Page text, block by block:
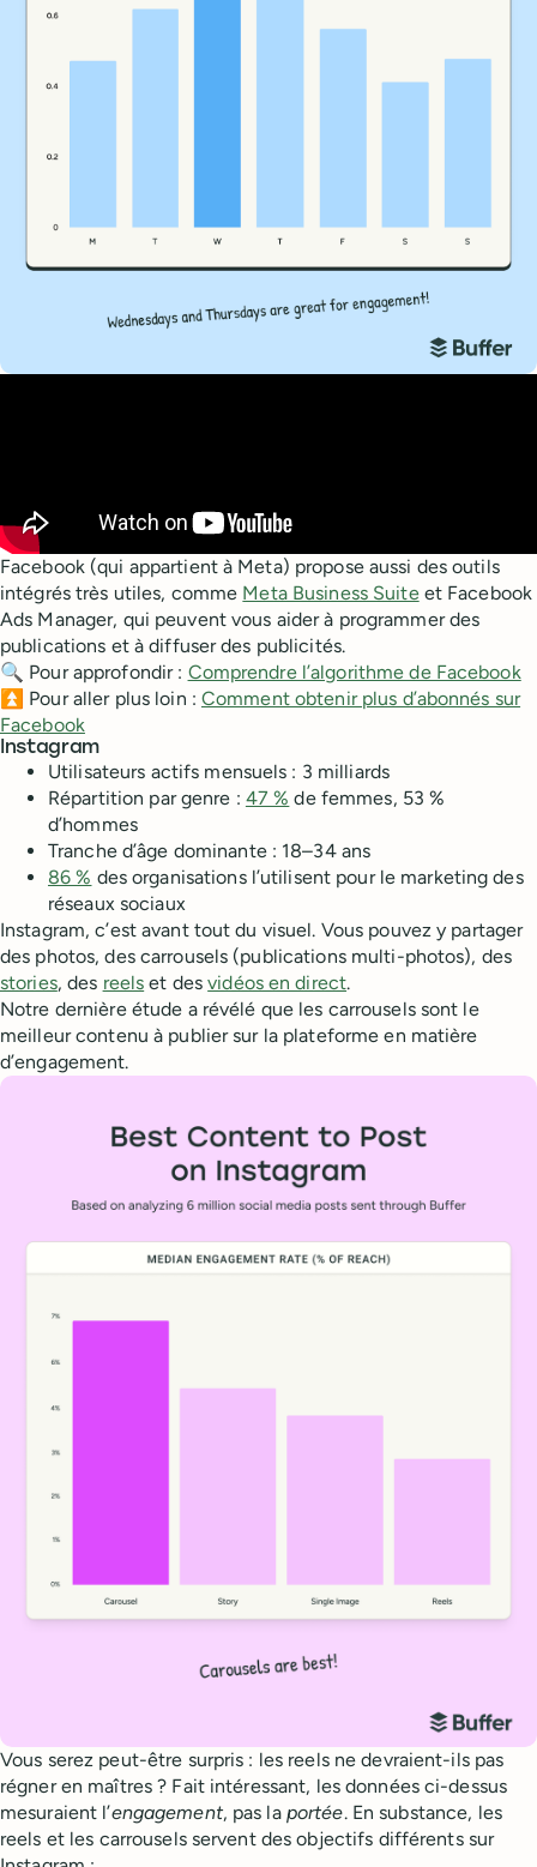
Facebook (qui appartient à Meta) propose aussi des outils
intégrés très utiles, comme Meta Business Suiteet Facebook
Ads Manager, qui peuvent vous aider à programmer des
publications et à diffuser des publicités.
🔍 Pour approfondir : Comprendre l’algorithme de Facebook
⏫ Pour aller plus loin : Comment obtenir plus d’abonnés sur
Facebook
Instagram
Utilisateurs actifs mensuels : 3 milliards
Répartition par genre : 47 % de femmes, 53 %
d’hommes
Tranche d’âge dominante : 18–34 ans
86 % des organisations l’utilisent pour le marketing des
réseaux sociaux
Instagram, c’est avant tout du visuel. Vous pouvez y partager
des photos, des carrousels (publications multi-photos), des
stories, des reels et desvidéos en direct.
Notre dernière étude a révélé que les carrousels sont le
meilleur contenu à publier sur la plateforme en matière
d’engagement.
Vous serez peut-être surpris : les reels ne devraient-ils pas
régner en maîtres ? Fait intéressant, les données ci-dessus
mesuraient l’engagement, pas la portée. En substance, les
reels et les carrousels servent des objectifs différents sur